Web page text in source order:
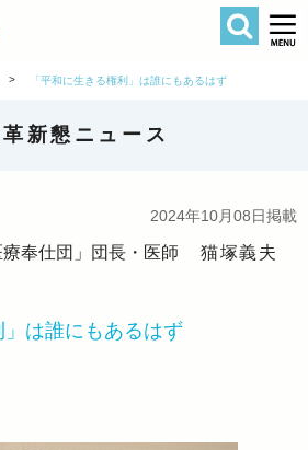
全国革新懇
検索
> 「平和に生きる権利」は誰にもあるはず
新懇ニュース
2024年10月08日掲載
療奉仕団」団長・医師 猫塚義夫
」は誰にもあるはず